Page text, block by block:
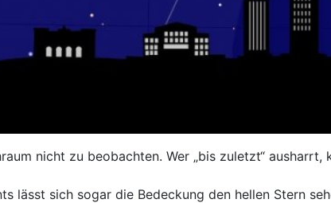
nicht zu beobachten. Wer „bis zuletzt“
lässt sich sogar die Bedeckung den hellen Stern